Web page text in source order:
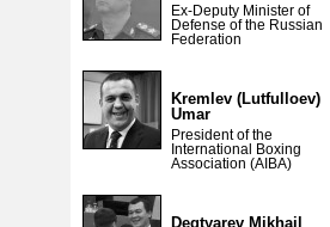
Ex-Deputy Minister of
Defense of the Russian
Federation
Kremlev (Lutfulloev)
Umar
President of the
International Boxing
Association (AIBA)
Degtyarev Mikhail